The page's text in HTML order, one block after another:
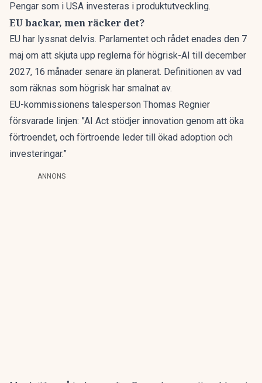
Pengar som i USA investeras i produktutveckling.
EU backar, men räcker det?
EU har lyssnat delvis. Parlamentet och rådet enades den 7
maj om att skjuta upp reglerna för högrisk-AI till december
2027, 16 månader senare än planerat. Definitionen av vad
som räknas som högrisk har smalnat av.
EU-kommissionens talesperson Thomas Regnier
försvarade linjen: ”AI Act stödjer innovation genom att öka
förtroendet, och förtroende leder till ökad adoption och
investeringar.”
ANNONS